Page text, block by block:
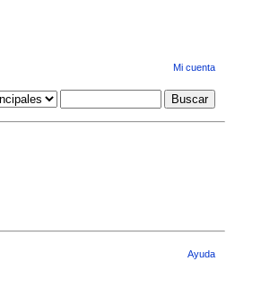
Mi cuenta
Ayuda